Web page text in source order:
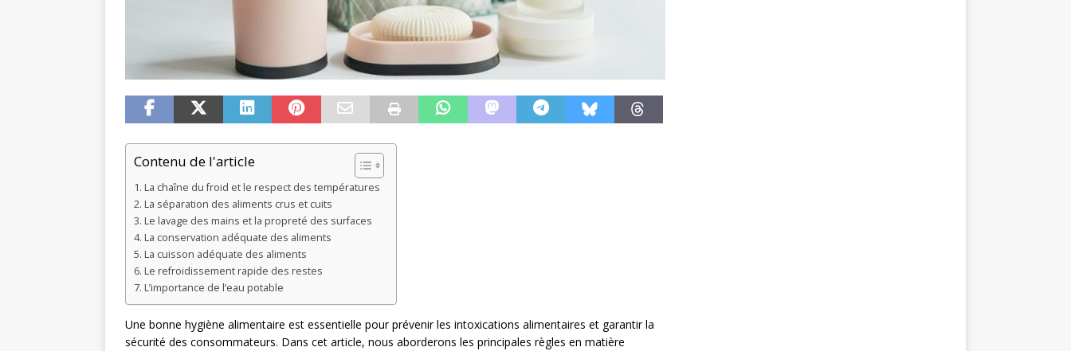
Contenu de l'article
La chaîne du froid et le respect des températures
La séparation des aliments crus et cuits
Le lavage des mains et la propreté des surfaces
La conservation adéquate des aliments
La cuisson adéquate des aliments
Le refroidissement rapide des restes
L’importance de l’eau potable
Une bonne hygiène alimentaire est essentielle pour prévenir les intoxications alimentaires et garantir la
sécurité des consommateurs. Dans cet article, nous aborderons les principales règles en matière